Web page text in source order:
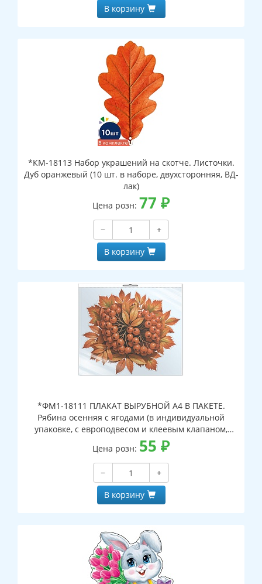
В корзину
*КМ-18113 Набор украшений на скотче. Листочки.
Дуб оранжевый (10 шт. в наборе, двухсторонняя, ВД-
лак)
Цена розн: 77 ₽
−
+
В корзину
*ФМ1-18111 ПЛАКАТ ВЫРУБНОЙ А4 В ПАКЕТЕ.
Рябина осенняя с ягодами (в индивидуальной
упаковке, с европодвесом и клеевым клапаном,
двухсторонний, ВД-лак)
Цена розн: 55 ₽
−
+
В корзину